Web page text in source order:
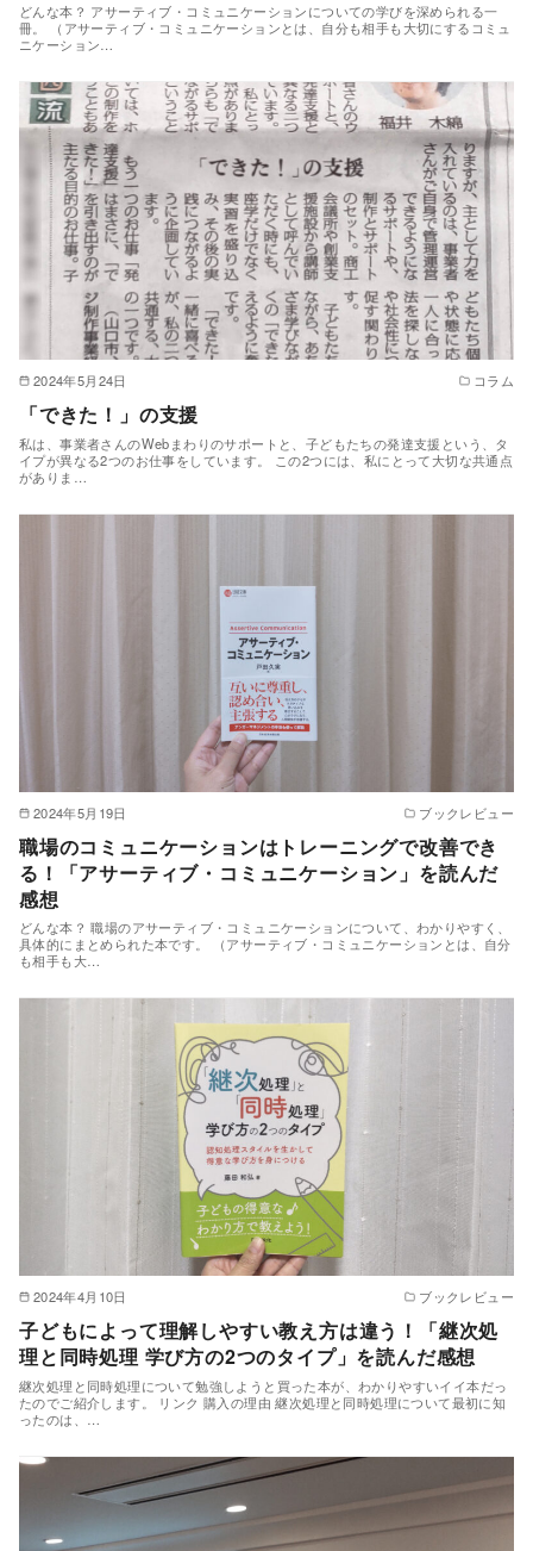
どんな本？ アサーティブ・コミュニケーションについての学びを深められる一
冊。 （アサーティブ・コミュニケーションとは、自分も相手も大切にするコミュ
ニケーション…
2024年5月24日 コラム
「できた！」の支援
私は、事業者さんのWebまわりのサポートと、子どもたちの発達支援という、タ
イプが異なる2つのお仕事をしています。 この2つには、私にとって大切な共通点
がありま…
2024年5月19日 ブックレビュー
職場のコミュニケーションはトレーニングで改善でき
る！「アサーティブ・コミュニケーション」を読んだ
感想
どんな本？ 職場のアサーティブ・コミュニケーションについて、わかりやすく、
具体的にまとめられた本です。 （アサーティブ・コミュニケーションとは、自分
も相手も大…
2024年4月10日 ブックレビュー
子どもによって理解しやすい教え方は違う！「継次処
理と同時処理 学び方の2つのタイプ」を読んだ感想
継次処理と同時処理について勉強しようと買った本が、わかりやすいイイ本だっ
たのでご紹介します。 リンク 購入の理由 継次処理と同時処理について最初に知
ったのは、…